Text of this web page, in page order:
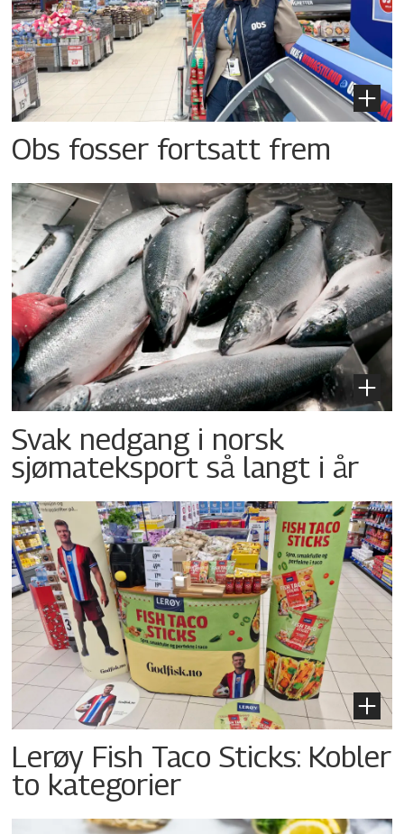
Obs fosser fortsatt frem
Svak nedgang i norsk
sjømateksport så langt i år
Lerøy Fish Taco Sticks: Kobler
to kategorier